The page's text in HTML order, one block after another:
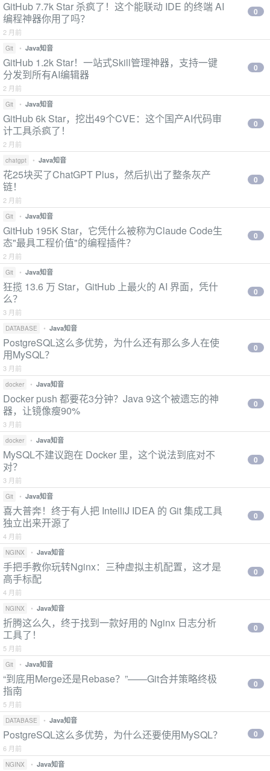
GitHub 7.7k Star 杀疯了！这个能联动 IDE 的终端 AI
编程神器你用了吗？
2 月前
0
Git • Java知音
GitHub 1.2k Star！一站式Skill管理神器，支持一键
分发到所有AI编辑器
2 月前
0
Git • Java知音
GitHub 6k Star，挖出49个CVE：这个国产AI代码审
计工具杀疯了！
2 月前
0
chatgpt • Java知音
花25块买了ChatGPT Plus，然后扒出了整条灰产
链！
2 月前
0
Git • Java知音
GitHub 195K Star，它凭什么被称为Claude Code生
态"最具工程价值"的编程插件？
2 月前
0
Git • Java知音
狂揽 13.6 万 Star，GitHub 上最火的 AI 界面，凭什
么？
3 月前
0
DATABASE • Java知音
PostgreSQL这么多优势，为什么还有那么多人在使
用MySQL？
3 月前
0
docker • Java知音
Docker push 都要花3分钟？Java 9这个被遗忘的神
器，让镜像瘦90%
3 月前
0
docker • Java知音
MySQL不建议跑在 Docker 里，这个说法到底对不
对？
3 月前
0
Git • Java知音
喜大普奔！终于有人把 IntelliJ IDEA 的 Git 集成工具
独立出来开源了
4 月前
0
NGINX • Java知音
手把手教你玩转Nginx：三种虚拟主机配置，这才是
高手标配
4 月前
0
NGINX • Java知音
折腾这么久，终于找到一款好用的 Nginx 日志分析
工具了！
5 月前
0
Git • Java知音
“到底用Merge还是Rebase？”——Git合并策略终极
指南
5 月前
0
DATABASE • Java知音
PostgreSQL这么多优势，为什么还要使用MySQL？
6 月前
0
NGINX • Java知音